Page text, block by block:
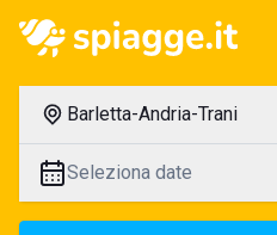
Barletta-Andria-Trani
Seleziona date